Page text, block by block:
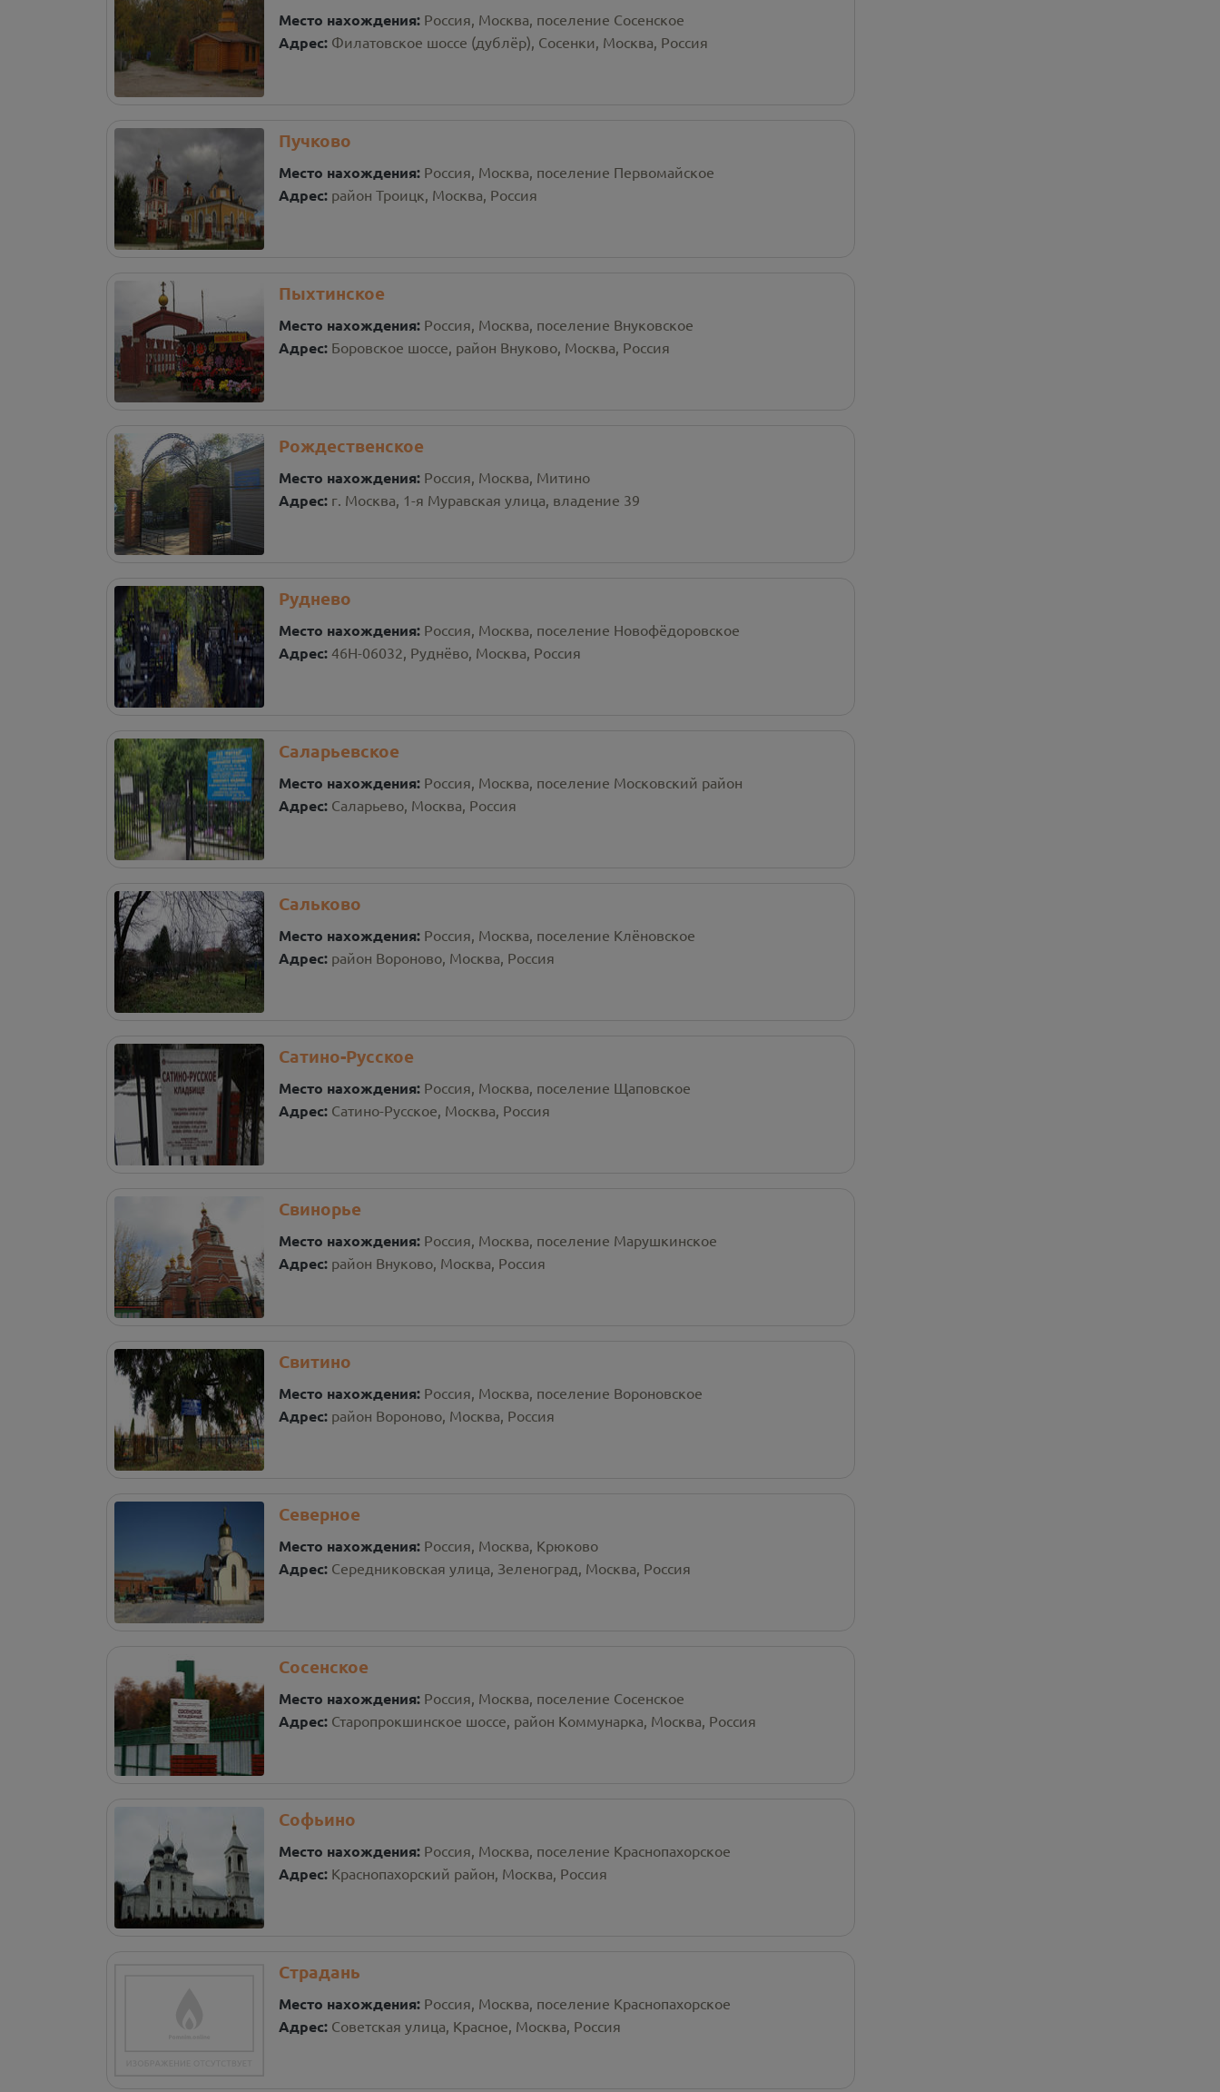
Место нахождения: Россия, Москва, поселение Сосенское
Адрес: Филатовское шоссе (дублёр), Сосенки, Москва, Россия
Пучково
Место нахождения: Россия, Москва, поселение Первомайское
Адрес: район Троицк, Москва, Россия
Пыхтинское
Место нахождения: Россия, Москва, поселение Внуковское
Адрес: Боровское шоссе, район Внуково, Москва, Россия
Рождественское
Место нахождения: Россия, Москва, Митино
Адрес: г. Москва, 1-я Муравская улица, владение 39
Руднево
Место нахождения: Россия, Москва, поселение Новофёдоровское
Адрес: 46Н-06032, Руднёво, Москва, Россия
Саларьевское
Место нахождения: Россия, Москва, поселение Московский район
Адрес: Саларьево, Москва, Россия
Сальково
Место нахождения: Россия, Москва, поселение Клёновское
Адрес: район Вороново, Москва, Россия
Сатино-Русское
Место нахождения: Россия, Москва, поселение Щаповское
Адрес: Сатино-Русское, Москва, Россия
Свинорье
Место нахождения: Россия, Москва, поселение Марушкинское
Адрес: район Внуково, Москва, Россия
Свитино
Место нахождения: Россия, Москва, поселение Вороновское
Адрес: район Вороново, Москва, Россия
Северное
Место нахождения: Россия, Москва, Крюково
Адрес: Середниковская улица, Зеленоград, Москва, Россия
Сосенское
Место нахождения: Россия, Москва, поселение Сосенское
Адрес: Старопрокшинское шоссе, район Коммунарка, Москва, Россия
Софьино
Место нахождения: Россия, Москва, поселение Краснопахорское
Адрес: Краснопахорский район, Москва, Россия
Страдань
Место нахождения: Россия, Москва, поселение Краснопахорское
Адрес: Советская улица, Красное, Москва, Россия